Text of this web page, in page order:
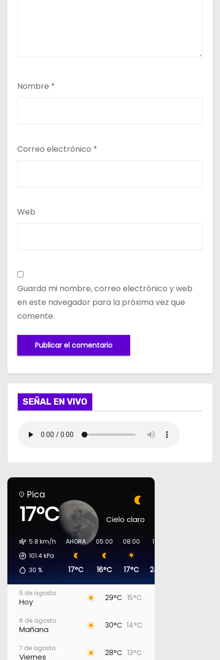
Nombre *
Correo electrónico *
Web
Guarda mi nombre, correo electrónico y web
en este navegador para la próxima vez que
comente.
SEÑAL EN VIVO
Pica
17°C Cielo claro
5.8 km/h
101.4kPa
30 %
AHORA
17°C
05:00
16°C
08:00
17°C
11:00
24°C
5 de agosto
Hoy 29°C 15°C
6 de agosto
Mañana 30°C 14°C
7 de agosto
Viernes 28°C 13°C